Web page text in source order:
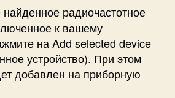
радиочастотное
к вашему
на Add selected device
устройство). При этом
добавлен на приборную